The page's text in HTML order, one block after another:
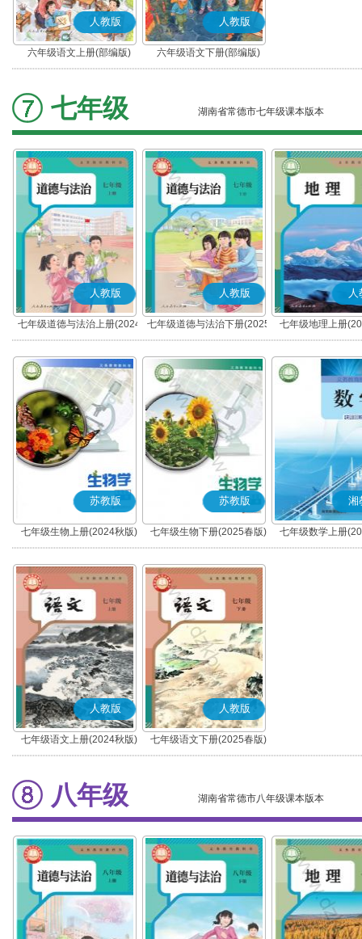
人教版
六年级语文上册(部编版)
人教版
六年级语文下册(部编版)
七年级 湖南省常德市七年级课本版本
人教版
七年级道德与法治上册(2024
秋版)(部编版)
人教版
七年级道德与法治下册(2025
春版)(部编版)
人
七年级地理上册
苏教版
七年级生物上册(2024秋版)
苏教版
七年级生物下册(2025春版)
湘
七年级数学上册
人教版
七年级语文上册(2024秋版)
(部编版)
人教版
七年级语文下册(2025春版)
(部编版)
八年级 湖南省常德市八年级课本版本